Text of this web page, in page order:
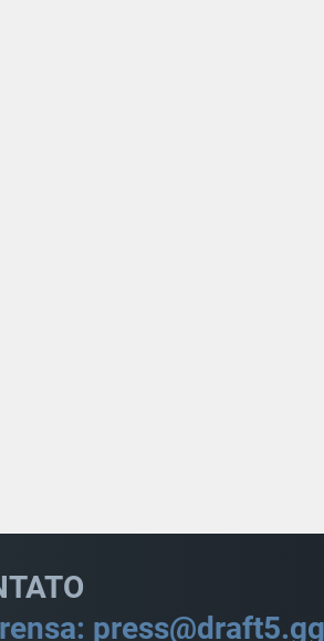
press@draft5.gg